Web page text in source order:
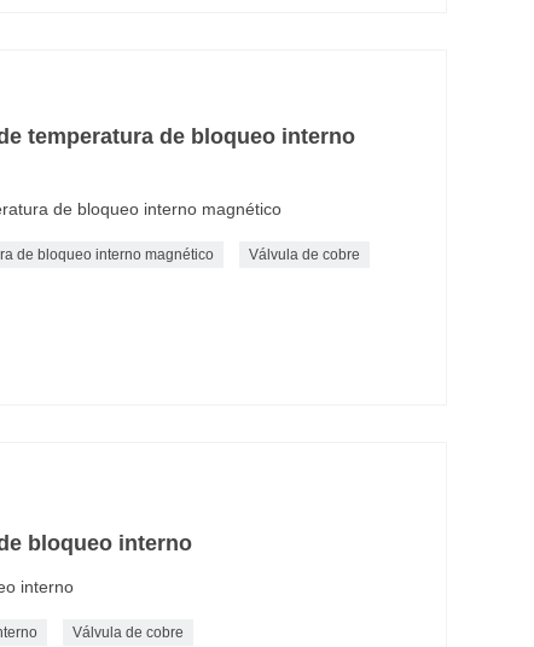
temperatura de bloqueo interno
de bloqueo interno magnético
de bloqueo interno magnético Válvula de cobre
bloqueo interno
interno
Válvula de cobre